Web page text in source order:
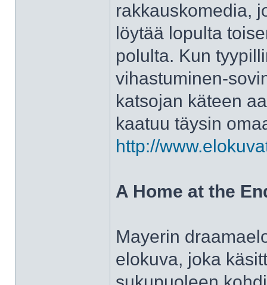
rakkauskomedia,
löytää lopulta
polulta. Kun
vihastuminen-
katsojan käteen
kaatuu täysin
http://
A Home at the
Mayerin
elokuva, joka